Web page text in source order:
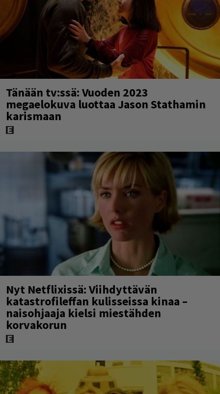
Tänään tv:ssä: Vuoden 2023
megaelokuva luottaa Jason Stathamin
karismaan
Nyt Netflixissä: Viihdyttävän
katastrofileffan kulisseissa kinaa –
naisohjaaja kielsi miestähden
korvakorun